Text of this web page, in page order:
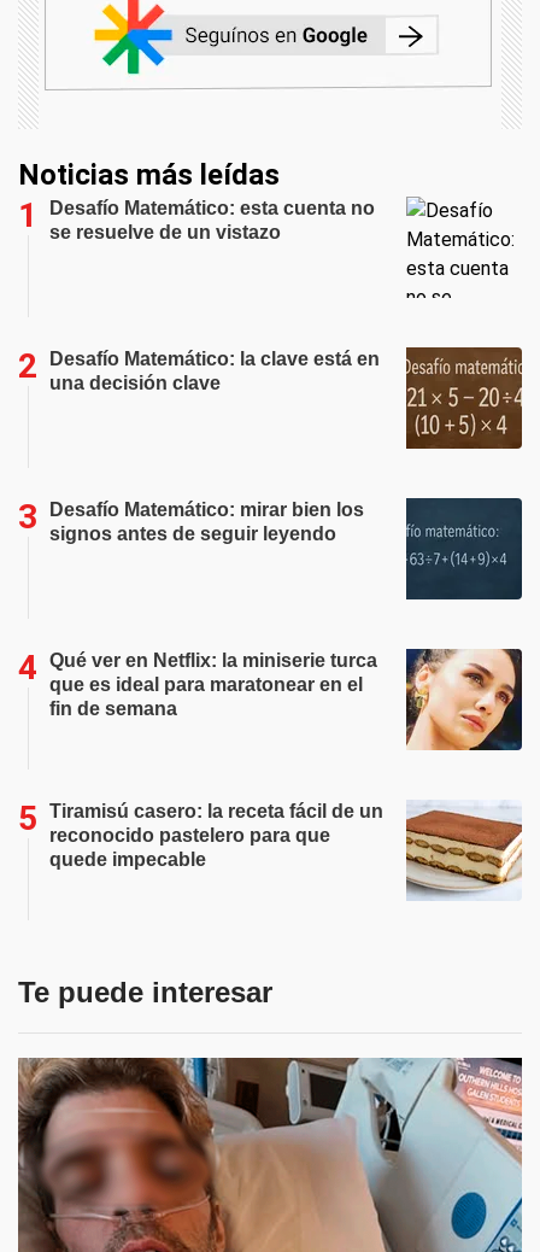
Noticias más leídas
Desafío Matemático: esta cuenta no
se resuelve de un vistazo
Desafío Matemático: la clave está en
una decisión clave
Desafío Matemático: mirar bien los
signos antes de seguir leyendo
Qué ver en Netflix: la miniserie turca
que es ideal para maratonear en el
fin de semana
Tiramisú casero: la receta fácil de un
reconocido pastelero para que
quede impecable
Te puede interesar